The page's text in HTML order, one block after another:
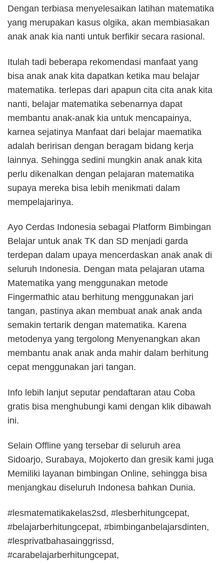
Dengan terbiasa menyelesaikan latihan matematika
yang merupakan kasus olgika, akan membiasakan
anak anak kia nanti untuk berfikir secara rasional.
Itulah tadi beberapa rekomendasi manfaat yang
bisa anak anak kita dapatkan ketika mau belajar
matematika. terlepas dari apapun cita cita anak kita
nanti, belajar matematika sebenarnya dapat
membantu anak-anak kia untuk mencapainya,
karnea sejatinya Manfaat dari belajar maematika
adalah beririsan dengan beragam bidang kerja
lainnya. Sehingga sedini mungkin anak anak kita
perlu dikenalkan dengan pelajaran matematika
supaya mereka bisa lebih menikmati dalam
mempelajarinya.
Ayo Cerdas Indonesia sebagai Platform Bimbingan
Belajar untuk anak TK dan SD menjadi garda
terdepan dalam upaya mencerdaskan anak anak di
seluruh Indonesia. Dengan mata pelajaran utama
Matematika yang menggunakan metode
Fingermathic atau berhitung menggunakan jari
tangan, pastinya akan membuat anak anak anda
semakin tertarik dengan matematika. Karena
metodenya yang tergolong Menyenangkan akan
membantu anak anak anda mahir dalam berhitung
cepat menggunakan jari tangan.
Info lebih lanjut seputar pendaftaran atau Coba
gratis bisa menghubungi kami dengan klik dibawah
ini.
Selain Offline yang tersebar di seluruh area
Sidoarjo, Surabaya, Mojokerto dan gresik kami juga
Memiliki layanan bimbingan Online, sehingga bisa
menjangkau diseluruh Indonesa bahkan Dunia.
#lesmatematikakelas2sd, #lesberhitungcepat,
#belajarberhitungcepat, #bimbinganbelajarsdinten,
#lesprivatbahasainggrissd,
#carabelajarberhitungcepat,